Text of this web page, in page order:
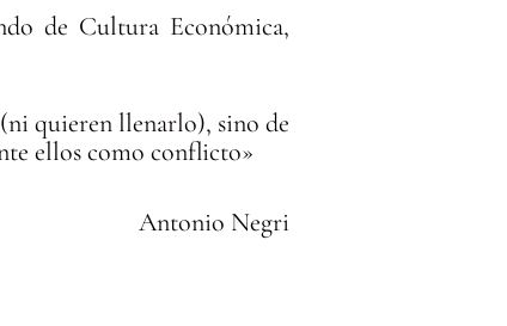
de Cultura Económica,
quieren llenarlo), sino de
ellos como conflicto»
Antonio Negri